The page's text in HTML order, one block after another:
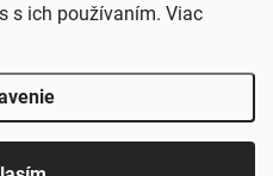
s ich používaním. Viac